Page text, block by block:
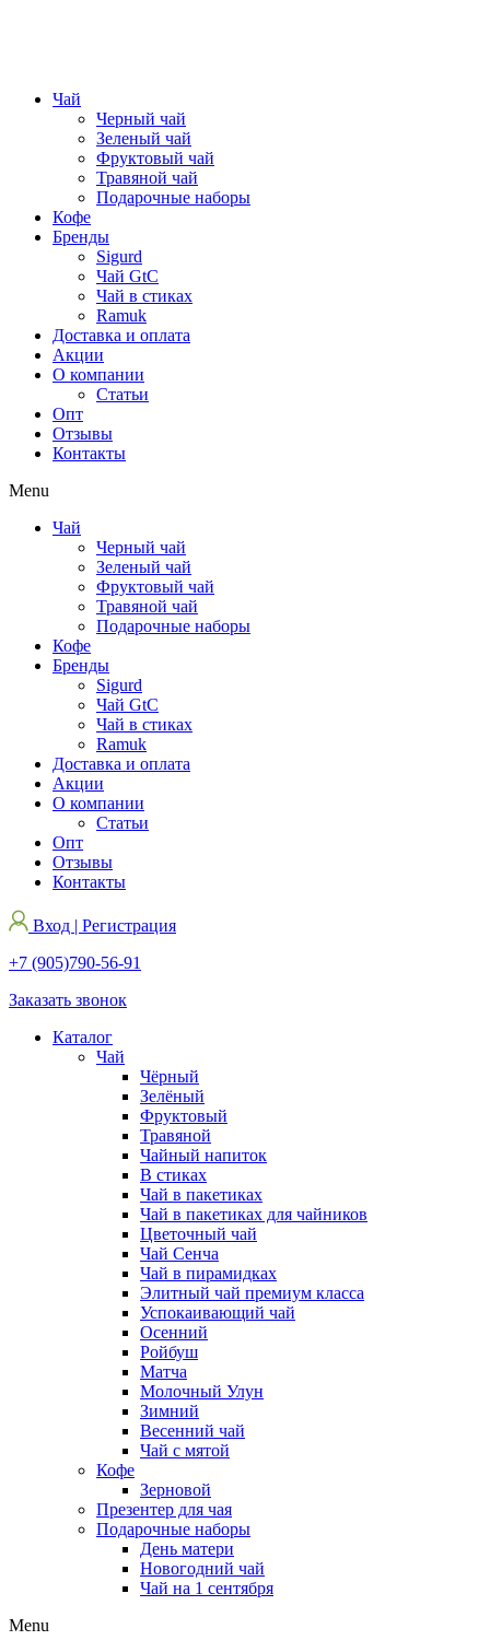
Чай
Черный чай
Зеленый чай
Фруктовый чай
Травяной чай
Подарочные наборы
Кофе
Бренды
Sigurd
Чай GtC
Чай в стиках
Ramuk
Доставка и оплата
Акции
О компании
Статьи
Опт
Отзывы
Контакты
Menu
Чай
Черный чай
Зеленый чай
Фруктовый чай
Травяной чай
Подарочные наборы
Кофе
Бренды
Sigurd
Чай GtC
Чай в стиках
Ramuk
Доставка и оплата
Акции
О компании
Статьи
Опт
Отзывы
Контакты
Вход | Регистрация
+7 (905)790-56-91
Заказать звонок
Каталог
Чай
Чёрный
Зелёный
Фруктовый
Травяной
Чайный напиток
В стиках
Чай в пакетиках
Чай в пакетиках для чайников
Цветочный чай
Чай Сенча
Чай в пирамидках
Элитный чай премиум класса
Успокаивающий чай
Осенний
Ройбуш
Матча
Молочный Улун
Зимний
Весенний чай
Чай с мятой
Кофе
Зерновой
Презентер для чая
Подарочные наборы
День матери
Новогодний чай
Чай на 1 сентября
Menu